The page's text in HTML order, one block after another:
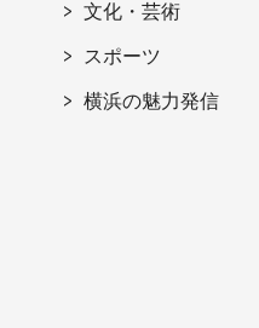
文化・芸術
スポーツ
横浜の魅力発信